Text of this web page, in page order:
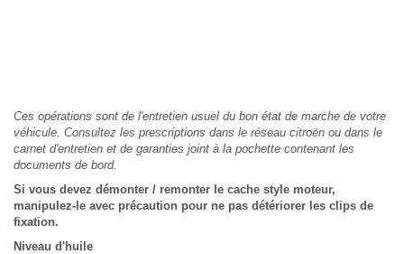
Ces opérations sont de l'entretien usuel du bon état de marche de votre
véhicule. Consultez les prescriptions dans le réseau citroën ou dans le
carnet d'entretien et de garanties joint à la pochette contenant les
documents de bord.
Si vous devez démonter / remonter le cache style moteur,
manipulez-le avec précaution pour ne pas détériorer les clips de
fixation.
Niveau d'huile